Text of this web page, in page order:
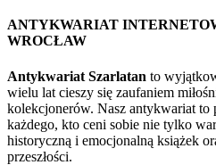
ANTYKWARIAT
WROCŁAW
Antykwariat Szarlatan to
wielu lat cieszy się zaufaniem
kolekcjonerów. Nasz antykwariat to
każdego, kto ceni sobie nie tylko
historyczną i emocjonalną książek
przeszłości.